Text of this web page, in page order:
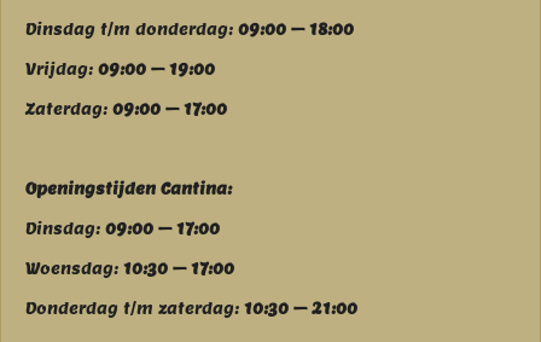
Dinsdag t/m donderdag: 09:00 – 18:00
Vrijdag: 09:00 – 19:00
Zaterdag: 09:00 – 17:00
Openingstijden Cantina:
Dinsdag: 09:00 – 17:00
Woensdag: 10:30 – 17:00
Donderdag t/m zaterdag: 10:30 – 21:00